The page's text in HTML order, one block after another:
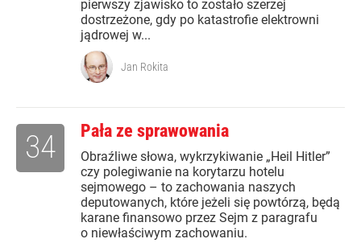
pierwszy zjawisko to zostało szerzej
dostrzeżone, gdy po katastrofie elektrowni
jądrowej w...
Jan Rokita
Pała ze sprawowania
Obraźliwe słowa, wykrzykiwanie „Heil Hitler”
czy polegiwanie na korytarzu hotelu
sejmowego – to zachowania naszych
deputowanych, które jeżeli się powtórzą, będą
karane finansowo przez Sejm z paragrafu
o niewłaściwym zachowaniu.
34